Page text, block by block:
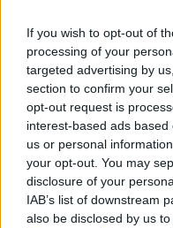
If you wish to opt-out of
processing of your
targeted advertising by
section to confirm your
opt-out request is
interest-based ads
us or personal
your opt-out. You may
disclosure of your
IAB’s list of downstream
also be disclosed by us
che sento dentro, è più una
capisco proprio… ma dimmi
solo mia, il resto è una follia
mia, colpa mia, e basta ma
molto vicino e non andare
siedi accanto…” pochi ne
Maria Caruso